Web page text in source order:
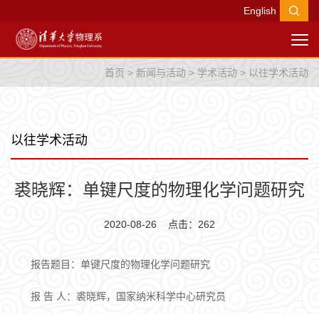
English
首页 > 新闻与活动 > 学术活动 > 以往学术活动
以往学术活动
裘晓辉：单键尺度的物理化学问题研究
2020-08-26 点击： 262
报告题目：单键尺度的物理化学问题研究
报 告 人：裘晓辉，国家纳米科学中心研究员